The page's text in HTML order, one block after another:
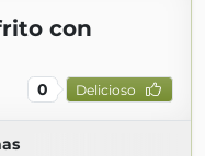
con
0 Delicioso